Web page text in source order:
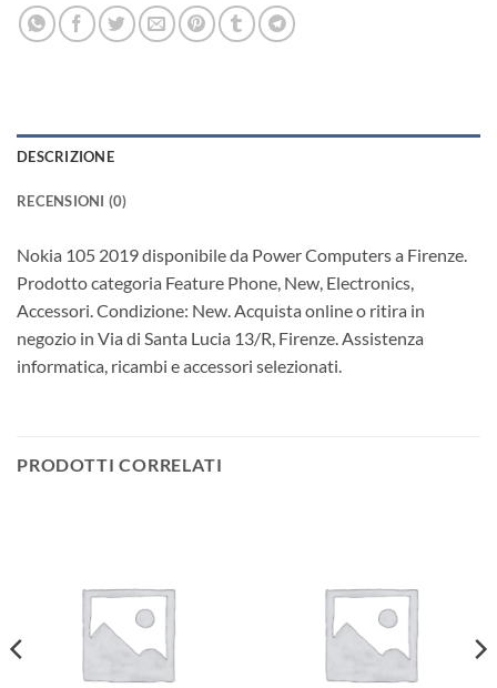
DESCRIZIONE
RECENSIONI (0)
Nokia 105 2019 disponibile da Power Computers a Firenze.
Prodotto categoria Feature Phone, New, Electronics,
Accessori. Condizione: New. Acquista online o ritira in
negozio in Via di Santa Lucia 13/R, Firenze. Assistenza
informatica, ricambi e accessori selezionati.
PRODOTTI CORRELATI